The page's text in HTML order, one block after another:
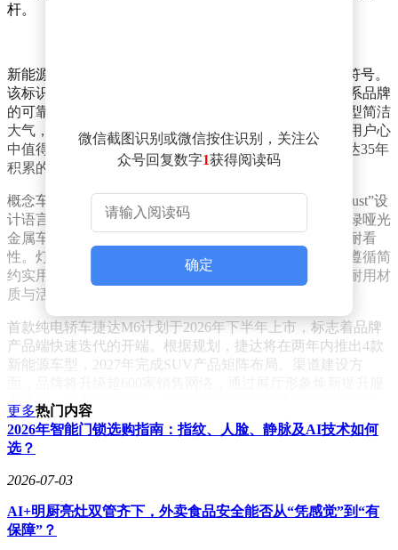
杆。
新能源序列全新LOGO成为捷达电动化转型的重要视觉符号。
该标识以盾牌与心形融合为设计核心，硬朗线条传递德系品牌
的可靠感，柔和弧度则象征对用户的暖心守护。整体造型简洁
大气，既保留经典元素，又融入未来感设计，旨在成为用户心
中值得信赖的标志。品牌方表示，这一LOGO承载了捷达35年
积累的信任资产，凸显其在新能源赛道上的责任与担当。
概念车Jetta X首次呈现了捷达新能源专属的“Modern Robust”设
计语言。车身姿态挺拔稳重，线条克制有力，配合墨岚绿哑光
金属车漆，既传递出堡垒般的安全感，又兼顾实用性与耐看
性。灯光系统采用科技感与辨识度兼具的设计，内饰则遵循简
约实用原则，空间布局灵活宽敞，操作界面直观便捷，耐用材
质与活力点缀的搭配，精准匹配家庭多元出行场景需求。
首款纯电轿车捷达M6计划于2026年下半年上市，标志着品牌
产品端快速迭代的开端。根据规划，捷达将在两年内推出4款
新能源车型，2027年完成SUV产品矩阵布局。渠道建设方
务体验；生态合作层面，已与头部科技企业及高校展开联动，
加速智能技术落地应用；海外市场拓展也在稳步推进，旨在传
递中国智造的价值理念。
从外观设计的大胆突破到内部配置的精细打磨，从产品矩阵的
快速布局到服务体系的全面升级，捷达此次品牌焕新计划展现
了老牌车企对市场趋势的精准把握。通过坚持德系品质内核与
微信截图识别或微信按住识别，关注公
众号回复数字1获得阅读码
确定
更多热门内容
2026年智能门锁选购指南：指纹、人脸、静脉及AI技术如何
选？
2026-07-03
AI+明厨亮灶双管齐下，外卖食品安全能否从“凭感觉”到“有
保障”？